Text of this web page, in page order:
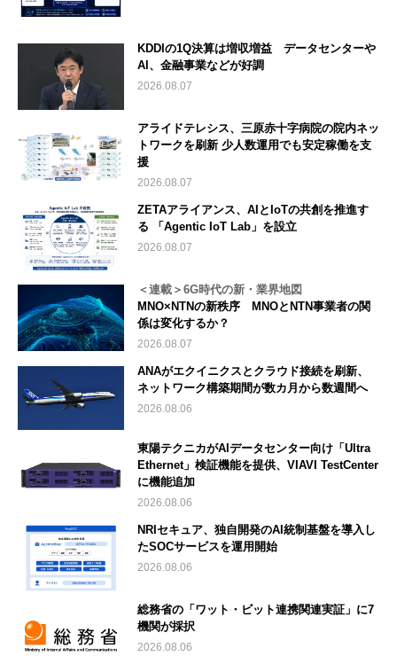
KDDIの1Q決算は増収増益 データセンターや
AI、金融事業などが好調
2026.08.07
アライドテレシス、三原赤十字病院の院内ネッ
トワークを刷新 少人数運用でも安定稼働を支
援
2026.08.07
ZETAアライアンス、AIとIoTの共創を推進す
る 「Agentic IoT Lab」を設立
2026.08.07
＜連載＞6G時代の新・業界地図
MNO×NTNの新秩序 MNOとNTN事業者の関
係は変化するか？
2026.08.07
ANAがエクイニクスとクラウド接続を刷新、
ネットワーク構築期間が数カ月から数週間へ
2026.08.06
東陽テクニカがAIデータセンター向け「Ultra
Ethernet」検証機能を提供、VIAVI TestCenter
に機能追加
2026.08.06
NRIセキュア、独自開発のAI統制基盤を導入し
たSOCサービスを運用開始
2026.08.06
総務省の「ワット・ビット連携関連実証」に7
機関が採択
2026.08.06